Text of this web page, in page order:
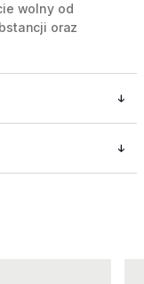
wolny od
oraz